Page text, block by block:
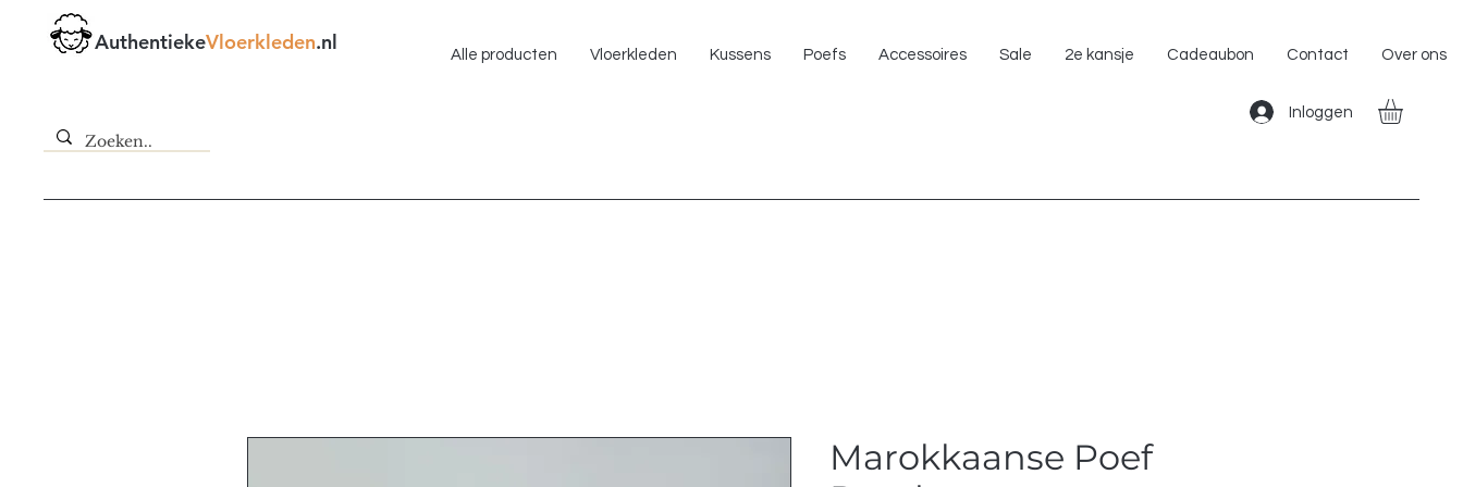
AuthentiekeVloerkleden.nl
Alle producten Vloerkleden Kussens Poefs Accessoires Sale 2e kansje Cadeaubon Contact Over ons
Inloggen
Marokkaanse Poef